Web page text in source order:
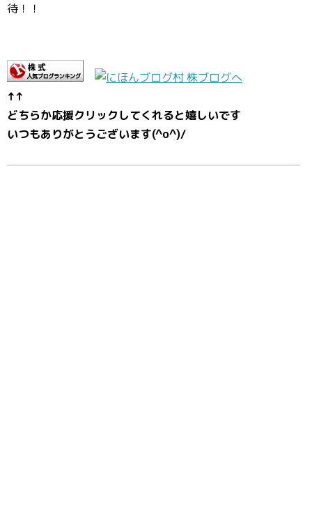
待！！
↑↑
どちらか応援クリックしてくれると嬉しいです
いつもありがとうございます(^o^)/